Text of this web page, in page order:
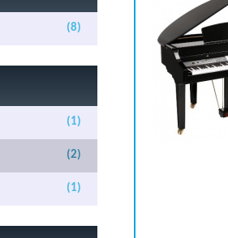
(8)
(1)
(2)
(1)